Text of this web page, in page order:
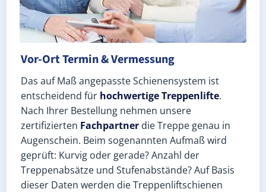
Vor-Ort Termin & Vermessung
Das auf Maß angepasste Schienensystem ist
entscheidend für hochwertige Treppenlifte.
Nach Ihrer Bestellung nehmen unsere
zertifizierten Fachpartner die Treppe genau in
Augenschein. Beim sogenannten Aufmaß wird
geprüft: Kurvig oder gerade? Anzahl der
Treppenabsätze und Stufenabstände? Auf Basis
dieser Daten werden die Treppenliftschienen